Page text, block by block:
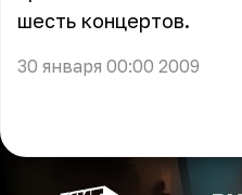
шесть концертов.
30 января 00:00 2009